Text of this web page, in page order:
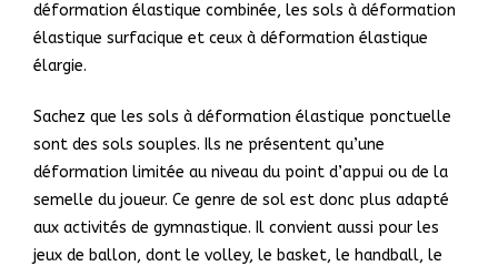
déformation élastique combinée, les sols à déformation
élastique surfacique et ceux à déformation élastique
élargie.
Sachez que les sols à déformation élastique ponctuelle
sont des sols souples. Ils ne présentent qu’une
déformation limitée au niveau du point d’appui ou de la
semelle du joueur. Ce genre de sol est donc plus adapté
aux activités de gymnastique. Il convient aussi pour les
jeux de ballon, dont le volley, le basket, le handball, le